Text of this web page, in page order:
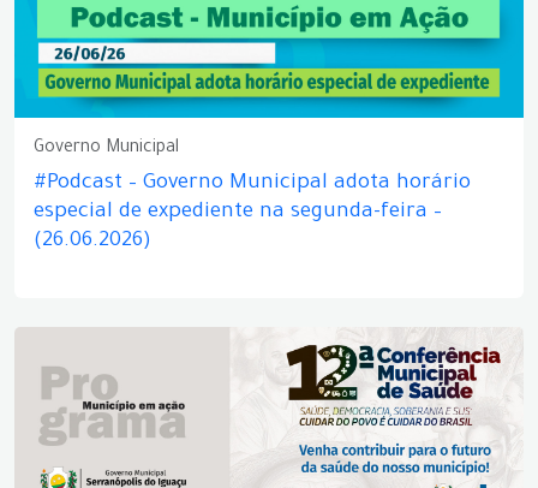
Governo Municipal
#Podcast – Governo Municipal adota horário
especial de expediente na segunda-feira –
(26.06.2026)